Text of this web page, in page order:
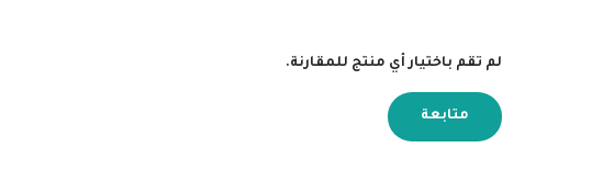
لم تقم باختيار أي منتج للمقارنة.
متابعة